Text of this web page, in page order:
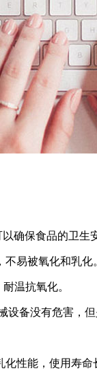
确保食品的卫生
易被氧化和乳化
温抗氧化。
备没有危害，但
性能，使用寿